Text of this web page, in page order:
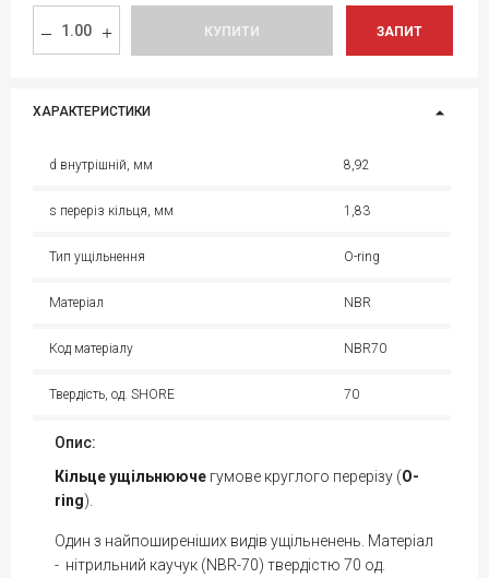
КУПИТИ ЗАПИТ
ХАРАКТЕРИСТИКИ
d внутрішній, мм 8,92
s переріз кільця, мм 1,83
Тип ущільнення O-ring
Матеріал NBR
Код матеріалу NBR70
Твердість, од. SHORE 70
Опис:
Кільцеущільнююче гумове круглого перерізу (O-
ring).
Один з найпоширеніших видів ущільненень. Матеріал
- нітрильний каучук (NBR-70) твердістю 70 од.